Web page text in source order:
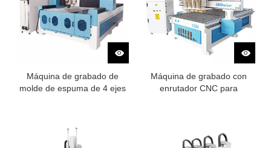
Máquina de grabado de
molde de espuma de 4 ejes
Máquina de grabado con
enrutador CNC para